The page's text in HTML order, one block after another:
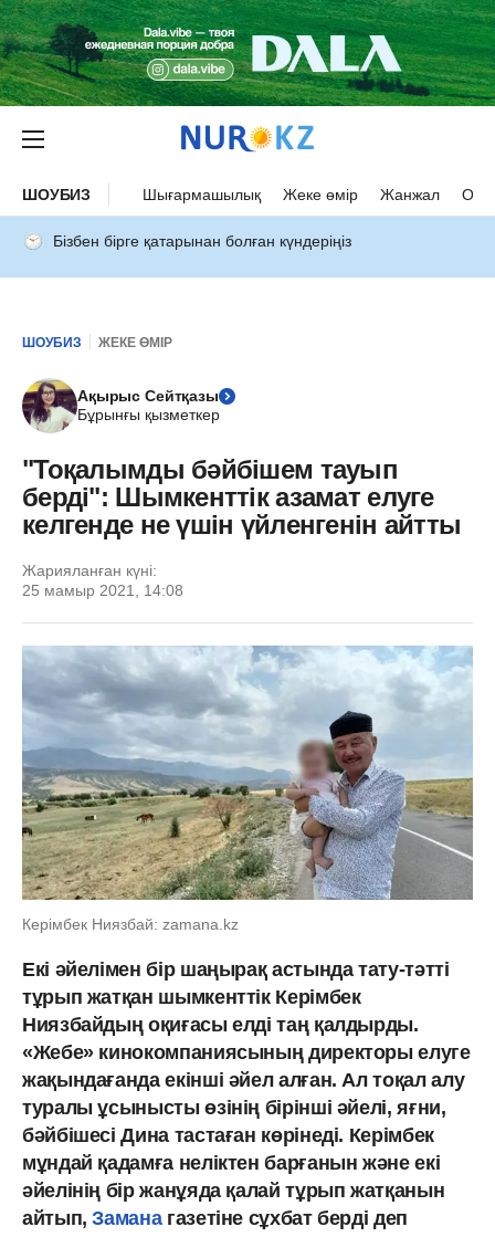
ШОУБИЗ Шығармашылық Жеке өмір Жанжал
Бізбен бірге қатарынан болған күндеріңіз
ШОУБИЗ ЖЕКЕ ӨМІР
Ақырыс Сейтқазы
Бұрынғы қызметкер
"Тоқалымды бәйбішем тауып
берді": Шымкенттік азамат елуге
келгенде не үшін үйленгенін айтты
Жарияланған күні:
25 мамыр 2021, 14:08
Керімбек Ниязбай: zamana.kz
Екі әйелімен бір шаңырақ астында тату-тәтті
тұрып жатқан шымкенттік Керімбек
Ниязбайдың оқиғасы елді таң қалдырды.
«Жебе» кинокомпаниясының директоры елуге
жақындағанда екінші әйел алған. Ал тоқал алу
туралы ұсынысты өзінің бірінші әйелі, яғни,
бәйбішесі Дина тастаған көрінеді. Керімбек
мұндай қадамға неліктен барғанын және екі
әйелінің бір жанұяда қалай тұрып жатқанын
айтып, Заманагазетіне сұхбат берді деп